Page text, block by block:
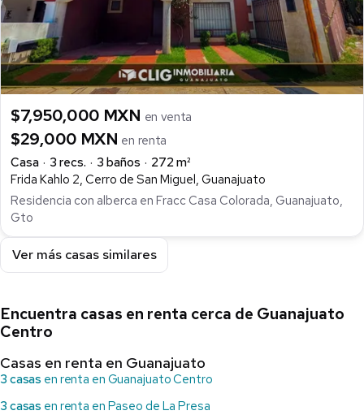
$7,950,000 MXN en venta
$29,000 MXN en renta
Casa
3 recs. 3 baños
272 m²
Frida Kahlo 2, Cerro de San Miguel, Guanajuato
Residencia con alberca en Fracc Casa Colorada, Guanajuato,
Gto
Ver más casas similares
Encuentra casas en renta cerca de Guanajuato
Centro
Casas en renta en Guanajuato
3 casas en renta en Guanajuato Centro
3 casas en renta en Paseo de La Presa